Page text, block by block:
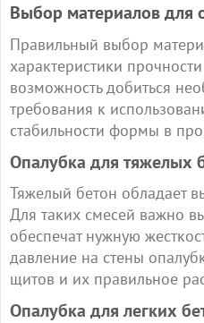
Выбор материалов для
Правильный выбор
характеристики
возможность добиться
требования к
стабильности формы в
Опалубка для тяжелых
Тяжелый бетон обладает
Для таких смесей важно
обеспечат нужную
давление на стены
щитов и их правильное
Опалубка для легких